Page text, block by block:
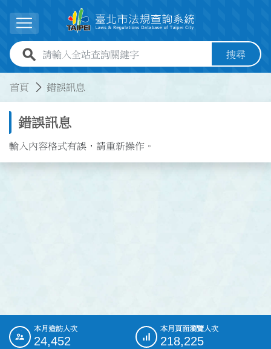
展開選單
全站查詢關鍵字欄位 搜尋
首頁 錯誤訊息
錯誤訊息
輸入內容格式有誤，請重新操作。
::: 本月造訪人次
24,452
本月頁面瀏覽人次
218,225